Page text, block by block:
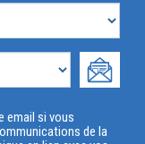
email si vous
de la